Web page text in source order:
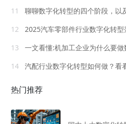
11
聊聊数字化转型的四个阶段，以
12
2025汽车零部件行业数字化转型
13
一文看懂:机加工企业为什么要做数字
14
汽配行业数字化转型如何做？看
热门推荐